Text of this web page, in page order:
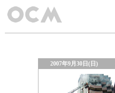
2007年9月30日(日)